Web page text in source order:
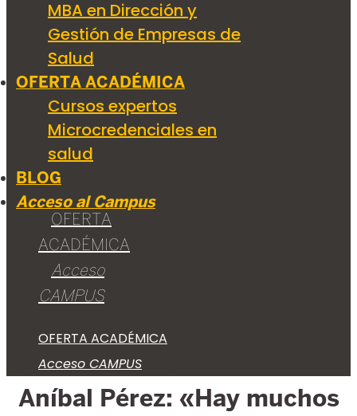
MBA en Dirección y
Gestión de Empresas de
Salud
OFERTA ACADÉMICA
Cursos expertos
Microcredenciales en
salud
BLOG
Acceso al Campus
OFERTA
ACADÉMICA
Acceso
CAMPUS
OFERTA ACADÉMICA
Acceso CAMPUS
Aníbal Pérez: «Hay muchos